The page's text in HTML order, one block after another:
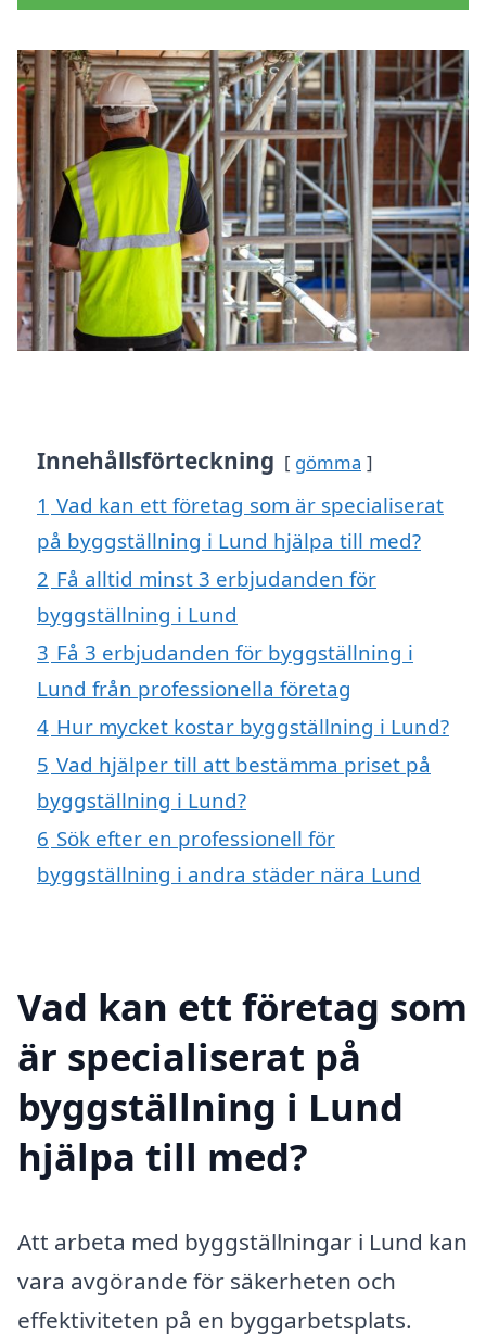
Innehållsförteckning gömma
1 Vad kan ett företag som är specialiserat
på byggställning i Lund hjälpa till med?
2 Få alltid minst 3 erbjudanden för
byggställning i Lund
3 Få 3 erbjudanden för byggställning i
Lund från professionella företag
4 Hur mycket kostar byggställning i Lund?
5 Vad hjälper till att bestämma priset på
byggställning i Lund?
6 Sök efter en professionell för
byggställning i andra städer nära Lund
Vad kan ett företag som
är specialiserat på
byggställning i Lund
hjälpa till med?
Att arbeta med byggställningar i Lund kan
vara avgörande för säkerheten och
effektiviteten på en byggarbetsplats.